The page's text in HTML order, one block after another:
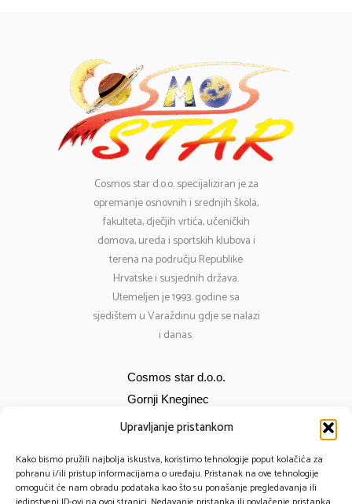
Upravljanje pristankom
Kako bismo pružili najbolja iskustva, koristimo tehnologije poput kolačića za
pohranu i/ili pristup informacijama o uređaju. Pristanak na ove tehnologije
omogućit će nam obradu podataka kao što su ponašanje pregledavanja ili
Cosmosstar d.o.o. specijaliziran je za
opremanje osnovnih i srednjih škola,
fakulteta, dječjih vrtića, učeničkih
domova, ureda i sportskih klubova i
terena na području Republike
Hrvatske i susjednih država.
Utemeljen je 1993. godine sa
sjedištem u Varaždinu gdje se nalazi
i danas.
Cosmos star d.o.o.
Gornji Kneginec
Bana Jelačića 12
Tel: 098 284 634
091 430 1093